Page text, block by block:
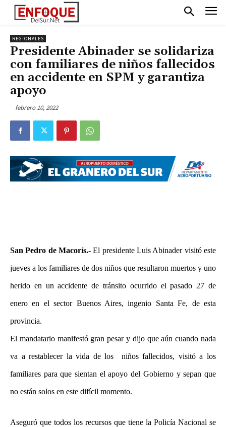
REGIONALES
Presidente Abinader se solidariza
con familiares de niños fallecidos
en accidente en SPM y garantiza
apoyo
febrero 10, 2022
San Pedro de Macorís.-El presidente Luis Abinader visitó este
jueves a los familiares de dos niños que resultaron muertos y uno
herido en un accidente de tránsito ocurrido el pasado 27 de
enero en el sector Buenos Aires, ingenio Santa Fe, de esta
provincia.
El mandatario manifestó gran pesar y dijo que aún cuando nada
va a restablecer la vida de los niños fallecidos, visitó a los
familiares para que sientan el apoyo del Gobierno y sepan que
no están solos en este difícil momento.
Aseguró que todos los recursos que tiene la Policía Nacional se